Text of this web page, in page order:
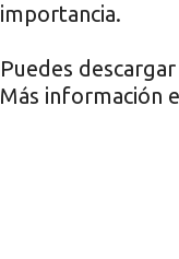
importancia.
Puedes
Más información